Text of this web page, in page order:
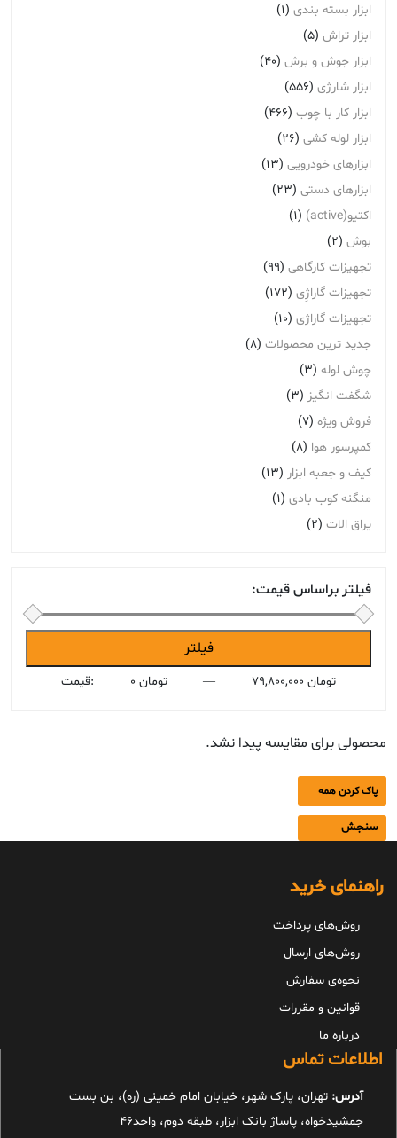
ابزار بسته بندی (1)
ابزار تراش (5)
ابزار جوش و برش (40)
ابزار شارژی (556)
ابزار کار با چوب (466)
ابزار لوله کشی (26)
ابزارهای خودرویی (13)
ابزارهای دستی (23)
اکتیو(active)
(1)
بوش (2)
تجهیزات کارگاهی (99)
تجهیزات گاراژِی (172)
تجهیزات گاراژی (10)
جدید ترین محصولات (8)
چوش لوله (3)
شگفت انگیز (3)
فروش ویژه (7)
کمپرسور هوا (8)
کیف و جعبه ابزار (13)
منگنه کوب بادی (1)
یراق الات (2)
فیلتر براساس قیمت:
قیمت
قیمت
فیلتر
قیمت: 0 تومان — 79,800,000 تومان
محصولی برای مقایسه پیدا نشد.
پاک کردن همه
سنجش
راهنمای خرید
روش‌های پرداخت
روش‌های ارسال
نحوه‌ی سفارش
قوانین و مقررات
درباره ما
اطلاعات تماس
آدرس: تهران، پارک شهر، خیابان امام خمینی (ره)، بن بست
جمشیدخواه، پاساژ بانک ابزار، طبقه دوم، واحد46